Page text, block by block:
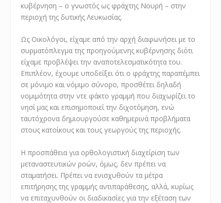
κυβέρνηση – ο γνωστός ως φράχτης Νουρή – στην
περιοχή της δυτικής Λευκωσίας.
Ως Οικολόγοι, είχαμε από την αρχή διαφωνήσει με το
συρματόπλεγμα της προηγούμενης κυβέρνησης διότι
είχαμε προβλέψει την αναποτελεσματικότητα του.
Επιπλέον, έχουμε υποδείξει ότι ο φράχτης παραπέμπει
σε μόνιμο και νόμιμο σύνορο, προσθέτει δηλαδή
νομιμότητα στην ντε φάκτο γραμμή που διαχωρίζει το
νησί μας και επισημοποιεί την διχοτόμηση, ενώ
ταυτόχρονα δημιουργούσε καθημερινά προβλήματα
στους κατοίκους και τους γεωργούς της περιοχής.
Η προσπάθεια για ορθολογιστική διαχείριση των
μεταναστευτικών ροών, όμως, δεν πρέπει να
σταματήσει. Πρέπει να ενισχυθούν τα μέτρα
επιτήρησης της γραμμής αντιπαράθεσης, αλλά, κυρίως
να επιταχυνθούν οι διαδικασίες για την εξέταση των